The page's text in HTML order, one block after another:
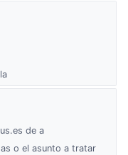
de a
o el asunto a tratar